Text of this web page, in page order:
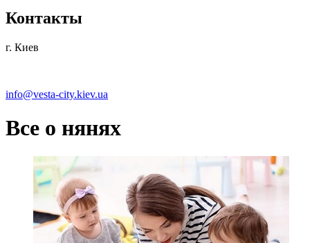
Контакты
г. Киев
info@vesta-city.kiev.ua
Все о нянях